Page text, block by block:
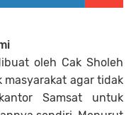
oleh Cak Sholeh
agar tidak
Samsat untuk